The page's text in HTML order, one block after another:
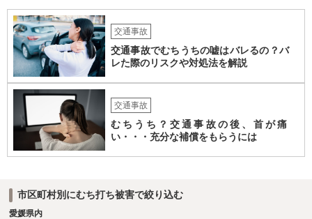
交通事故
交通事故でむちうちの嘘はバレるの？バ
レた際のリスクや対処法を解説
交通事故
むちうち？交通事故の後、首が痛
い・・・充分な補償をもらうには
市区町村別にむち打ち被害で絞り込む
愛媛県内